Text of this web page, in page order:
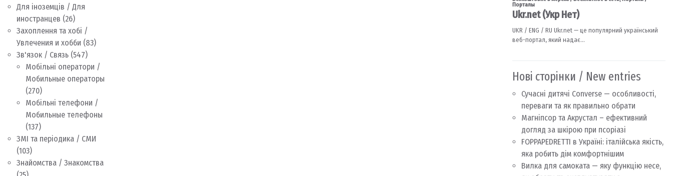
Для іноземців / Для
иностранцев (26)
Захоплення та хобі /
Увлечения и хобби (83)
Зв'язок / Связь (547)
Мобільні оператори /
Мобильные операторы
(270)
Мобільні телефони /
Мобильные телефоны
(137)
ЗМІ та періодика / СМИ
(103)
Знайомства / Знакомства
Нові сторінки / New entries
Сучасні дитячі Converse — особливості,
переваги та як правильно обрати
Магніпсор та Акрустал – ефективний
догляд за шкірою при псоріазі
FOPPAPEDRETTI в Україні: італійська якість,
яка робить дім комфортнішим
Вилка для самоката — яку функцію несе,